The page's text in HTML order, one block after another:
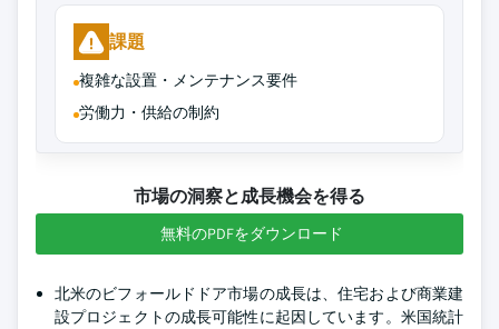
課題
複雑な設置・メンテナンス要件
労働力・供給の制約
市場の洞察と成長機会を得る
無料のPDFをダウンロード
北米のビフォールドドア市場の成長は、住宅および商業建
設プロジェクトの成長可能性に起因しています。米国統計